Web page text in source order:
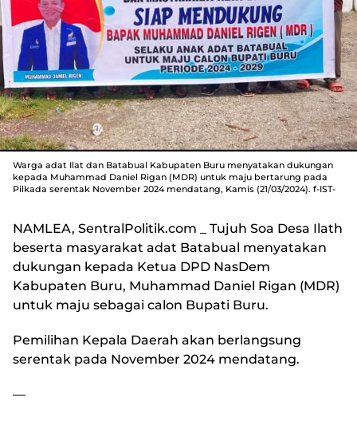
Warga adat Ilat dan Batabual Kabupaten Buru menyatakan dukungan
kepada Muhammad Daniel Rigan (MDR) untuk maju bertarung pada
Pilkada serentak November 2024 mendatang, Kamis (21/03/2024). f-IST-
NAMLEA, SentralPolitik.com _ Tujuh Soa Desa Ilath
beserta masyarakat adat Batabual menyatakan
dukungan kepada Ketua DPD NasDem
Kabupaten Buru, Muhammad Daniel Rigan (MDR)
untuk maju sebagai calon Bupati Buru.
Pemilihan Kepala Daerah akan berlangsung
serentak pada November 2024 mendatang.
—